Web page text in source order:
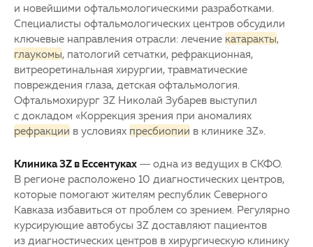
и новейшими офтальмологическими разработками.
Специалисты офтальмологических центров обсудили
ключевые направления отрасли: лечение катаракты,
глаукомы, патологий сетчатки, рефракционная,
витреоретинальная хирургии, травматические
повреждения глаза, детская офтальмология.
Офтальмохирург 3Z Николай Зубарев выступил
с докладом «Коррекция зрения при аномалиях
рефракции в условиях пресбиопии в клинике 3Z».
Клиника 3Z в Ессентуках — одна из ведущих в СКФО.
В регионе расположено 10 диагностических центров,
которые помогают жителям республик Северного
Кавказа избавиться от проблем со зрением. Регулярно
курсирующие автобусы 3Z доставляют пациентов
из диагностических центров в хирургическую клинику